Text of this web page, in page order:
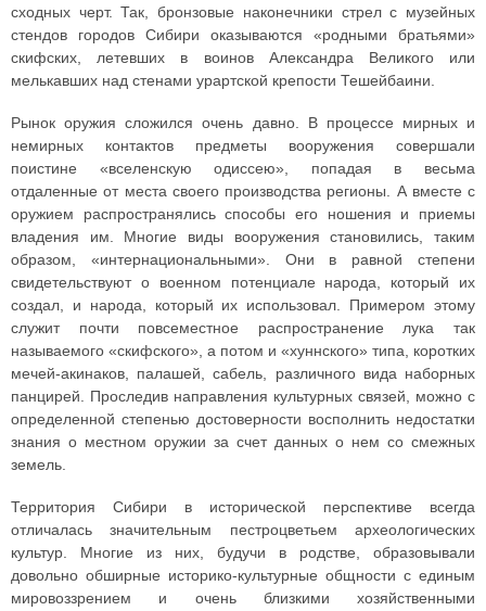
сходных черт. Так, бронзовые наконечники стрел с музейных
стендов городов Сибири оказываются «родными братьями»
скифских, летевших в воинов Александра Великого или
мелькавших над стенами урартской крепости Тешейбаини.
Рынок оружия сложился очень давно. В процессе мирных и
немирных контактов предметы вооружения совершали
поистине «вселенскую одиссею», попадая в весьма
отдаленные от места своего производства регионы. А вместе с
оружием распространялись способы его ношения и приемы
владения им. Многие виды вооружения становились, таким
образом, «интернациональными». Они в равной степени
свидетельствуют о военном потенциале народа, который их
создал, и народа, который их использовал. Примером этому
служит почти повсеместное распространение лука так
называемого «скифского», а потом и «хуннского» типа, коротких
мечей-акинаков, палашей, сабель, различного вида наборных
панцирей. Проследив направления культурных связей, можно с
определенной степенью достоверности восполнить недостатки
знания о местном оружии за счет данных о нем со смежных
земель.
Территория Сибири в исторической перспективе всегда
отличалась значительным пестроцветьем археологических
культур. Многие из них, будучи в родстве, образовывали
довольно обширные историко-культурные общности с единым
мировоззрением и очень близкими хозяйственными